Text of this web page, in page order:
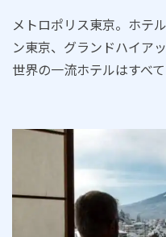
メトロポリス東京。ホテ
ン東京、グランドハイア
世界の一流ホテルはすべて